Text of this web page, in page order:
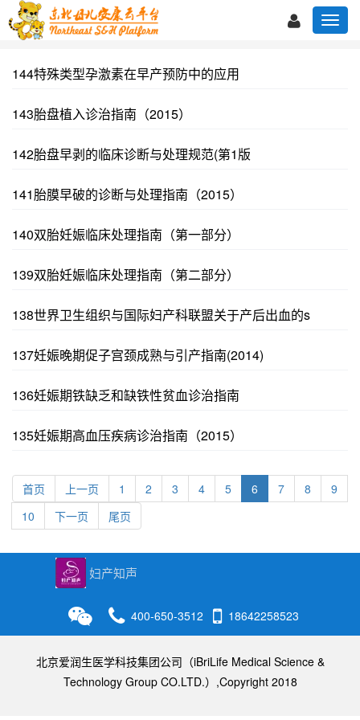
144特殊类型孕激素在早产预防中的应用
143胎盘植入诊治指南（2015）
142胎盘早剥的临床诊断与处理规范(第1版
141胎膜早破的诊断与处理指南（2015）
140双胎妊娠临床处理指南（第一部分）
139双胎妊娠临床处理指南（第二部分）
138世界卫生组织与国际妇产科联盟关于产后出血的s
137妊娠晚期促子宫颈成熟与引产指南(2014)
136妊娠期铁缺乏和缺铁性贫血诊治指南
135妊娠期高血压疾病诊治指南（2015）
首页 上一页 1 2 3 4 5 6 (current)
7 8
9
10
下一页 尾页
妇产知声
400-650-3512 18642258523
北京爱润生医学科技集团公司（iBriLife Medical Science &
Technology Group CO.LTD.）,Copyright 2018